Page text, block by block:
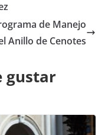
de Manejo
Anillo de Cenotes
gustar